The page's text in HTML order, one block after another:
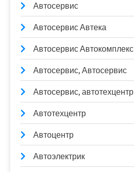
Автосервис
Автосервис Автека
Автосервис Автокомплекс
Автосервис, Автосервис
Автосервис, автотехцентр
Автотехцентр
Автоцентр
Автоэлектрик